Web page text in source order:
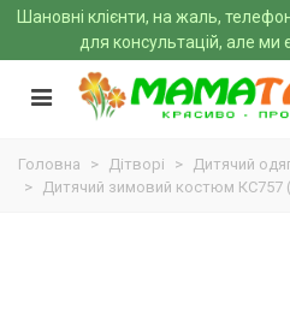
Шановні клієнти, на жаль,
для консультацій, але ми
Головна > Дітворі > Дитячий
> Дитячий зимовий костюм КС757